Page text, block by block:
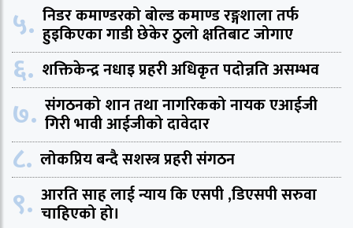
५. निडर कमाण्डरको बोल्ड कमाण्ड रङ्गशाला तर्फ
हुइकिएका गाडी छेकेर ठुलो क्षतिबाट जोगाए
६. शक्तिकेन्द्र नधाइ प्रहरी अधिकृत पदोन्नति असम्भव
७. संगठनको शान तथा नागरिकको नायक एआईजी
गिरी भावी आईजीको दावेदार
८. लोकप्रिय बन्दै सशस्त्र प्रहरी संगठन
९. आरति साह लाई न्याय कि एसपी ,डिएसपी सरुवा
चाहिएको हो।